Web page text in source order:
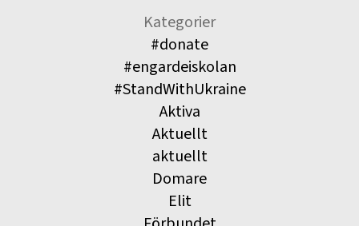
Kategorier
#donate
#engardeiskolan
#StandWithUkraine
Aktiva
Aktuellt
aktuellt
Domare
Elit